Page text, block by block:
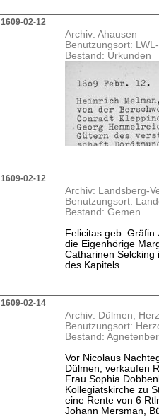
1609-02-12
Archiv: Ahausen
Benutzungsort:
Bestand: Urkunden
1609-02-12
Archiv: Landsberg-
Benutzungsort:
Bestand: Gemen
Felicitas geb. Gräfin
die Eigenhörige
Catharinen Selcking
des Kapitels.
1609-02-14
Archiv: Dülmen,
Benutzungsort:
Bestand:
Vor Nicolaus
Dülmen, verkaufen
Frau Sophia
Kollegiatskirche zu
eine Rente von 6
Johann Mersman,